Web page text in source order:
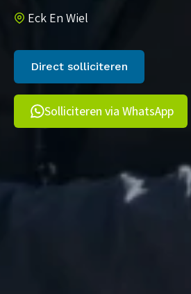
Eck En Wiel
Direct solliciteren
Solliciteren via WhatsApp